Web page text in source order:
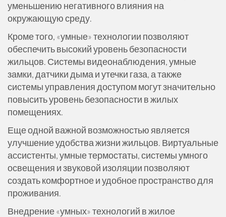
уменьшению негативного влияния на
окружающую среду.
Кроме того, «умные» технологии позволяют
обеспечить высокий уровень безопасности
жильцов. Системы видеонаблюдения, умные
замки, датчики дыма и утечки газа, а также
системы управления доступом могут значительно
повысить уровень безопасности в жилых
помещениях.
Еще одной важной возможностью является
улучшение удобства жизни жильцов. Виртуальные
ассистенты, умные термостаты, системы умного
освещения и звуковой изоляции позволяют
создать комфортное и удобное пространство для
проживания.
Внедрение «умных» технологий в жилое